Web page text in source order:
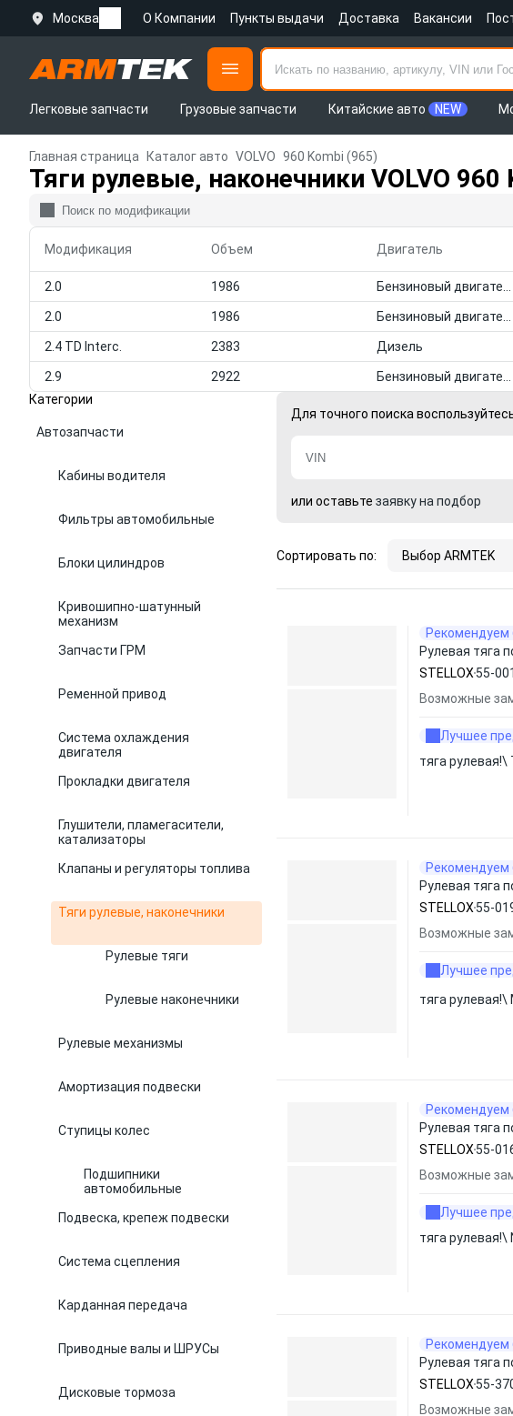
Москва О Компании Пункты выдачи Доставка Вакансии
Легковые запчасти
Грузовые запчасти Китайские авто NEW
Главная страница Каталог авто VOLVO 960 Kombi (965)
Тяги рулевые, наконечники VOLVO
Модификация Объем Двигатель
2.0 1986
2.0 1986
2.4 TD Interc. 2383 Дизель
2.9 2922
Категории
Автозапчасти
Кабины водителя
Фильтры автомобильные
Блоки цилиндров
Кривошипно-шатунный
механизм
Запчасти ГРМ
Ременной привод
Система охлаждения
двигателя
Прокладки двигателя
Глушители, пламегасители,
катализаторы
Клапаны и регуляторы топлива
Тяги рулевые, наконечники
Рулевые тяги
Рулевые наконечники
Рулевые механизмы
Амортизация подвески
Ступицы колес
Подшипники
автомобильные
Подвеска, крепеж подвески
Система сцепления
Карданная передача
Приводные валы и ШРУСы
Дисковые тормоза
Для точного поиска
или оставьте заявку на подбор
Сортировать по: Выбор ARMTEK
Рекомендуем
Рулевая тяга
STELLOX 55-
Возможные
Лучшее
тяга рулевая!\
Рекомендуем
Рулевая тяга
STELLOX 55-
Возможные
Лучшее
тяга
Рекомендуем
Рулевая тяга
STELLOX 55-
Возможные
Лучшее
тяга рулевая!\
Рекомендуем
Рулевая тяга
STELLOX 55-
Возможные